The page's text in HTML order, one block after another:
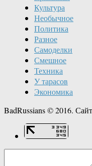
Культура
Необычное
Политика
Разное
Самоделки
Смешное
Техника
У тарасов
Экономика
BadRussians © 2016.